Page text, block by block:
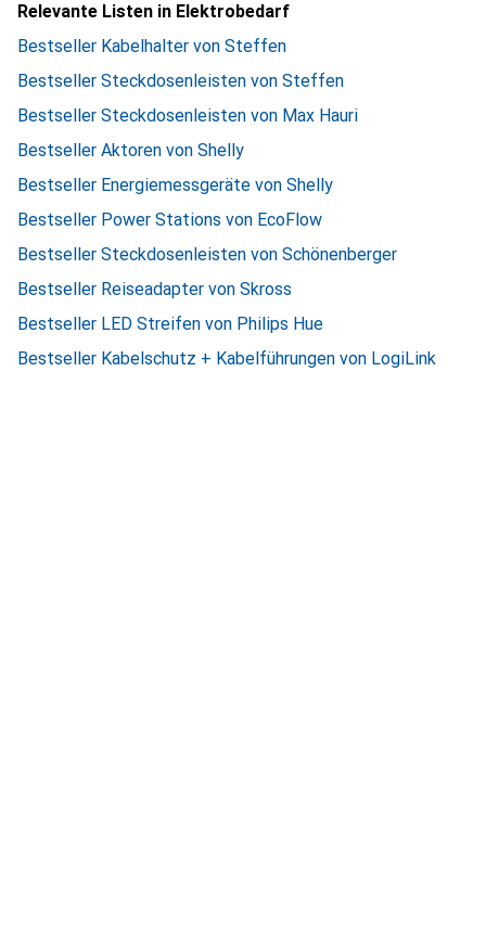
Relevante Listen in Elektrobedarf
Bestseller Kabelhalter von Steffen
Bestseller Steckdosenleisten von Steffen
Bestseller Steckdosenleisten von Max Hauri
Bestseller Aktoren von Shelly
Bestseller Energiemessgeräte von Shelly
Bestseller Power Stations von EcoFlow
Bestseller Steckdosenleisten von Schönenberger
Bestseller Reiseadapter von Skross
Bestseller LED Streifen von Philips Hue
Bestseller Kabelschutz + Kabelführungen von LogiLink